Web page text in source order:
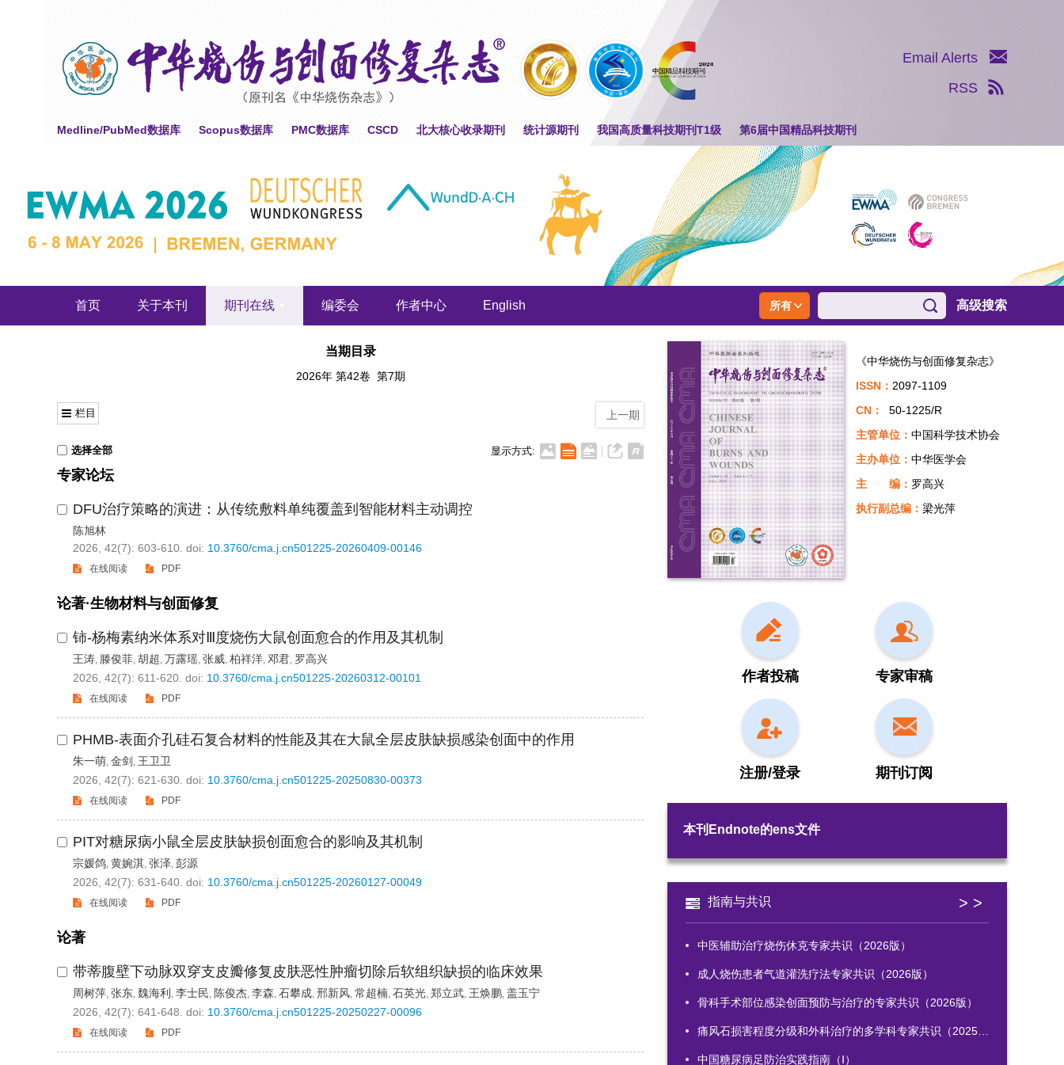
Medline/PubMed数据库 Scopus数据库 PMC数据库 CSCD 北大核心收录期刊 统计源期刊 我国高质量科技期刊T1级 第6届中国精品科技期刊
Email Alerts
RSS
首页 关于本刊 期刊在线 编委会 作者中心 English 高级搜索
当期目录
2026年 第42卷 第7期
栏目 上一期
选择全部 显示方式:
专家论坛
DFU治疗策略的演进：从传统敷料单纯覆盖到智能材料主动调控
陈旭林
2026, 42(7): 603-610. doi: 10.3760/cma.j.cn501225-20260409-00146
在线阅读 PDF
论著·生物材料与创面修复
铈-杨梅素纳米体系对Ⅲ度烧伤大鼠创面愈合的作用及其机制
王涛, 滕俊菲, 胡超 , 万露瑶, 张威, 柏祥洋, 邓君, 罗高兴
2026, 42(7): 611-620. doi: 10.3760/cma.j.cn501225-20260312-00101
在线阅读 PDF
PHMB-表面介孔硅石复合材料的性能及其在大鼠全层皮肤缺损感染创面中的作用
朱一萌, 金剑 , 王卫卫
2026, 42(7): 621-630. doi: 10.3760/cma.j.cn501225-20250830-00373
在线阅读 PDF
PIT对糖尿病小鼠全层皮肤缺损创面愈合的影响及其机制
宗媛鸽, 黄婉淇, 张泽, 彭源
2026, 42(7): 631-640. doi: 10.3760/cma.j.cn501225-20260127-00049
在线阅读 PDF
论著
带蒂腹壁下动脉双穿支皮瓣修复皮肤恶性肿瘤切除后软组织缺损的临床效果
周树萍, 张东, 魏海利 , 李士民, 陈俊杰, 李森, 石攀成, 邢新风, 常超楠, 石英光, 郑立武, 王焕鹏, 盖玉宁
2026, 42(7): 641-648. doi: 10.3760/cma.j.cn501225-20250227-00096
在线阅读 PDF
《中华烧伤与创面修复杂志》
ISSN： 2097-1109
CN：
50-1225/R
主管单位： 中国科学技术协会
主办单位： 中华医学会
主 编： 罗高兴
执行副总编： 梁光萍
作者投稿 专家审稿
注册/登录 期刊订阅
本刊Endnote的ens文件
指南与共识 > >
中医辅助治疗烧伤休克专家共识（2026版）
成人烧伤患者气道灌洗疗法专家共识（2026版）
骨科手术部位感染创面预防与治疗的专家共识（2026版）
痛风石损害程度分级和外科治疗的多学科专家共识（2025版）
中国糖尿病足防治实践指南（Ⅰ）